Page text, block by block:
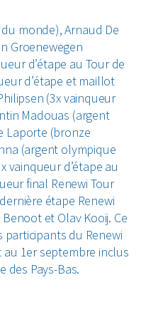
monde), Arnaud De
Groenewegen
d’étape au Tour de
d’étape et maillot
(3x vainqueur
Madouas (argent
Laporte (bronze
(argent olympique
vainqueur d’étape au
final Renewi Tour
étape Renewi
et Olav Kooij. Ce
participants du Renewi
1er septembre inclus
des Pays-Bas.